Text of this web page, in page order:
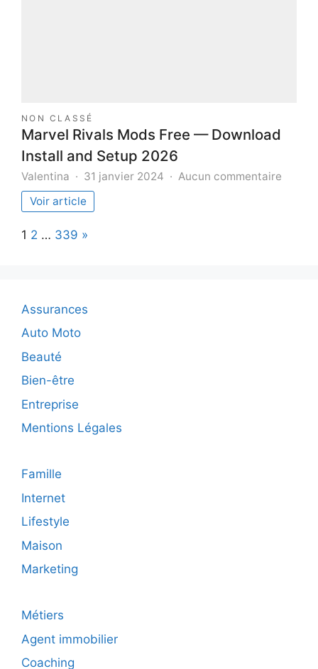
NON CLASSÉ
Marvel Rivals Mods Free — Download
Install and Setup 2026
Valentina 31 janvier 2024 Aucun commentaire
Voir article
Page:
1 2 … 339 Next
»
Assurances
Auto Moto
Beauté
Bien-être
Entreprise
Mentions Légales
Famille
Internet
Lifestyle
Maison
Marketing
Métiers
Agent immobilier
Coaching